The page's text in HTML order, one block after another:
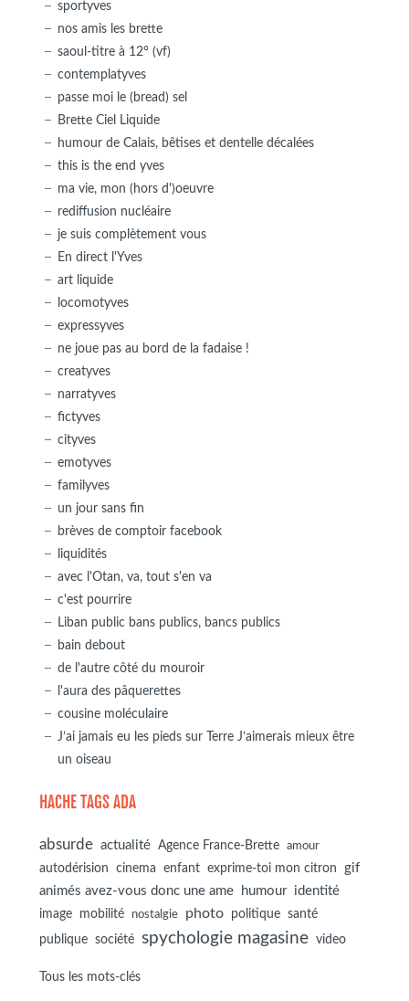
sportyves
nos amis les brette
saoul-titre à 12° (vf)
contemplatyves
passe moi le (bread) sel
Brette Ciel Liquide
humour de Calais, bêtises et dentelle décalées
this is the end yves
ma vie, mon (hors d')oeuvre
rediffusion nucléaire
je suis complètement vous
En direct l'Yves
art liquide
locomotyves
expressyves
ne joue pas au bord de la fadaise !
creatyves
narratyves
fictyves
cityves
emotyves
familyves
un jour sans fin
brèves de comptoir facebook
liquidités
avec l'Otan, va, tout s'en va
c'est pourrire
Liban public bans publics, bancs publics
bain debout
de l'autre côté du mouroir
l'aura des pâquerettes
cousine moléculaire
J’ai jamais eu les pieds sur Terre J’aimerais mieux être
un oiseau
HACHE TAGS ADA
absurde actualité Agence France-Brette amour
autodérision cinema enfant exprime-toi mon citron
gif
animés avez-vous donc une ame
humour identité
image mobilité nostalgie photo politique
santé
publique
société spychologie magasine video
Tous les mots-clés